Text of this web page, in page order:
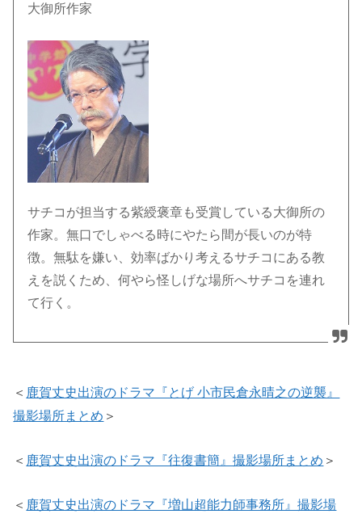
大御所作家
サチコが担当する紫綬褒章も受賞している大御所の
作家。無口でしゃべる時にやたら間が長いのが特
徴。無駄を嫌い、効率ばかり考えるサチコにある教
えを説くため、何やら怪しげな場所へサチコを連れ
て行く。
＜ 鹿賀丈史出演のドラマ『とげ 小市民倉永晴之の逆襲』
撮影場所まとめ ＞
＜ 鹿賀丈史出演のドラマ『往復書簡』撮影場所まとめ ＞
＜ 鹿賀丈史出演のドラマ『増山超能力師事務所』撮影場